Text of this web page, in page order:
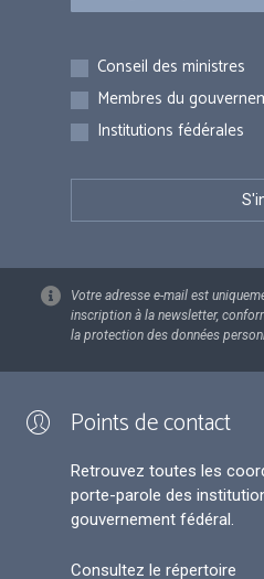
Inscriptions
Conseil des ministres
Membres du
Institutions fédérales
Votre adresse e-mail est
inscription à la newsletter,
la protection des données
Points de contact
Retrouvez toutes les
porte-parole des
gouvernement fédéral.
Consultez le répertoire